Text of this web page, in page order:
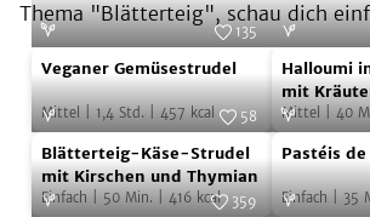
Thema "Blätterteig", schau dich
Veganer
Gemüsestrudel
Foto: SevenCooks
135
Veganer Gemüsestrudel
Mittel 1,4 Std. 457 kcal
Halloumi
im
mit
Kräutern
Halloumi
mit
Mittel 40
Blätterteig-
Käse-
Strudel
Foto: SevenCooks
58
Blätterteig-Käse-Strudel
mit Kirschen und Thymian
Einfach 50 Min. 416 kcal
Pastéis
de
Nata
Pastéis
Einfach 35
359